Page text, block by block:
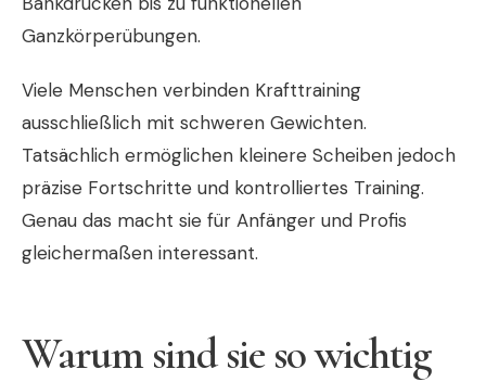
Ganzkörperübungen.
Viele Menschen verbinden Krafttraining
ausschließlich mit schweren Gewichten.
Tatsächlich ermöglichen kleinere Scheiben jedoch
präzise Fortschritte und kontrolliertes Training.
Genau das macht sie für Anfänger und Profis
gleichermaßen interessant.
Warum sind sie so wichtig